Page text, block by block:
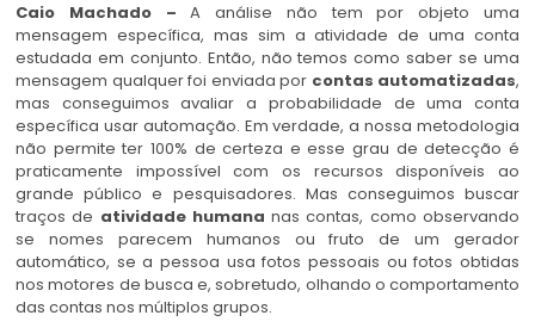
Caio Machado – A análise não tem por objeto uma
mensagem específica, mas sim a atividade de uma conta
estudada em conjunto. Então, não temos como saber se uma
mensagem qualquer foi enviada por contas automatizadas,
mas conseguimos avaliar a probabilidade de uma conta
específica usar automação. Em verdade, a nossa metodologia
não permite ter 100% de certeza e esse grau de detecção é
praticamente impossível com os recursos disponíveis ao
grande público e pesquisadores. Mas conseguimos buscar
traços de atividade humana nas contas, como observando
se nomes parecem humanos ou fruto de um gerador
automático, se a pessoa usa fotos pessoais ou fotos obtidas
nos motores de busca e, sobretudo, olhando o comportamento
das contas nos múltiplos grupos.